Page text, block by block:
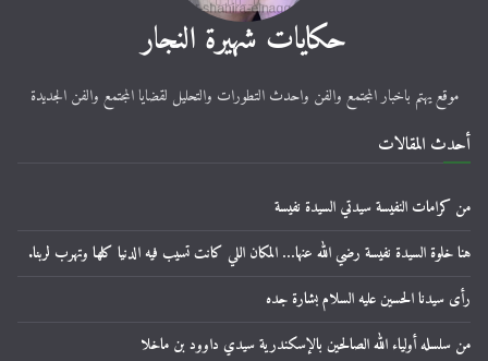
حكايات شهيرة النجار
موقع يهتم باخبار المجتمع والفن واحدث التطورات والتحليل لقضايا المجتمع والفن الجديدة
أحدث المقالات
من كرامات النفيسة سيدتي السيدة نفيسة
هنا خلوة السيدة نفيسة رضي الله عنها… المكان اللي كانت تسيب فيه الدنيا كلها وتهرب لربنا.
رأى سيدنا الحسين عليه السلام بشارة جده
من سلسله أولياء الله الصالحين بالإسكندرية سيدي داوود بن ماخلا